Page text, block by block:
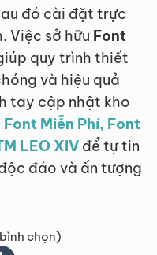
đó cài đặt trực
Việc sở hữu Font
quy trình thiết
và hiệu quả
tay cập nhật kho
Font Miễn Phí, Font
LEO XIV để tự tin
đáo và ấn tượng
chọn)